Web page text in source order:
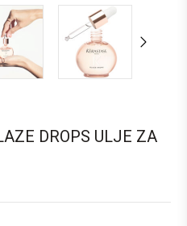
DROPS ULJE ZA